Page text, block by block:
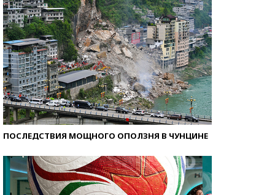
ПОСЛЕДСТВИЯ МОЩНОГО ОПОЛЗНЯ В ЧУНЦИНЕ